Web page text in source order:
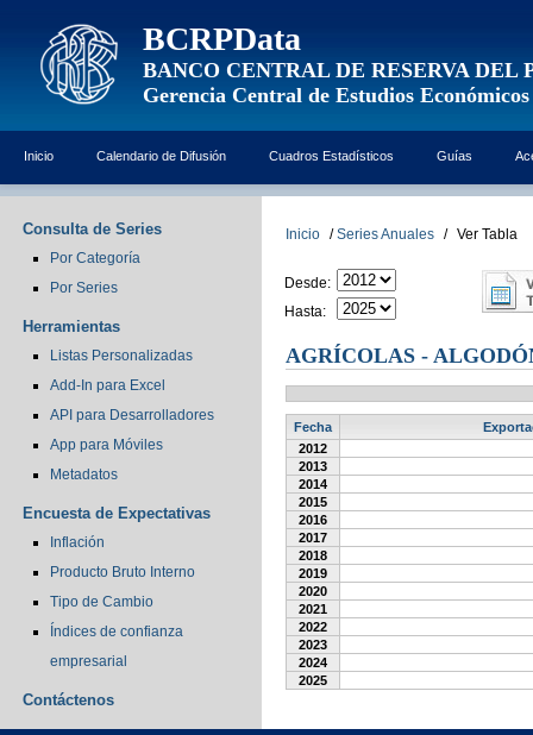
BCRPData
BANCO CENTRAL DE RESERVA DEL
Gerencia Central de Estudios Económicos
Inicio Calendario de Difusión Cuadros Estadísticos Guías
Consulta de Series
Por Categoría
Por Series
Herramientas
Listas Personalizadas
Add-In para Excel
API para Desarrolladores
App para Móviles
Metadatos
Encuesta de Expectativas
Inflación
Producto Bruto Interno
Tipo de Cambio
Índices de confianza
empresarial
Contáctenos
Inicio / Series Anuales / Ver Tabla
Desde:
Hasta:
AGRÍCOLAS -
Fecha
2012
2013
2014
2015
2016
2017
2018
2019
2020
2021
2022
2023
2024
2025